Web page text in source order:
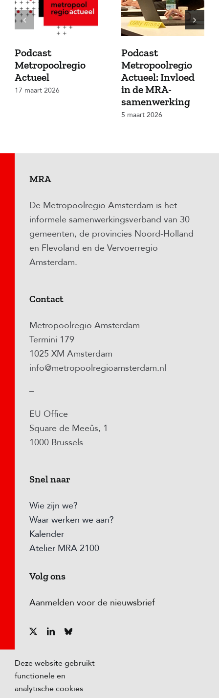
Podcast
Metropoolregio
Actueel
17 maart 2026
Podcast
Metropoolregio
Actueel: Invloed
in de MRA-
samenwerking
5 maart 2026
MRA
De Metropoolregio Amsterdam is het
informele samenwerkingsverband van 30
gemeenten, de provincies Noord-Holland
en Flevoland en de Vervoerregio
Amsterdam.
Contact
Metropoolregio Amsterdam
Termini 179
1025 XM Amsterdam
info@metropoolregioamsterdam.nl
–
EU Office
Square de Meeûs, 1
1000 Brussels
Snel naar
Wie zijn we?
Waar werken we aan?
Kalender
Atelier MRA 2100
Volg ons
Aanmelden voor de nieuwsbrief
Deze website gebruikt
functionele en
analytische cookies